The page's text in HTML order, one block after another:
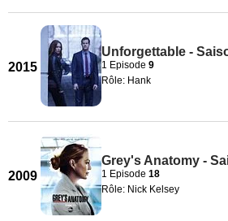
2015
Unforgettable -
1 Episode 9
Rôle: Hank
2009
Grey's Anatomy -
1 Episode 18
Rôle: Nick Kelsey